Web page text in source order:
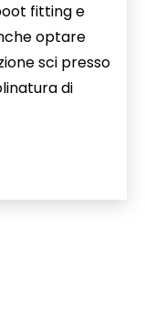
fitting e
optare
sci presso
di